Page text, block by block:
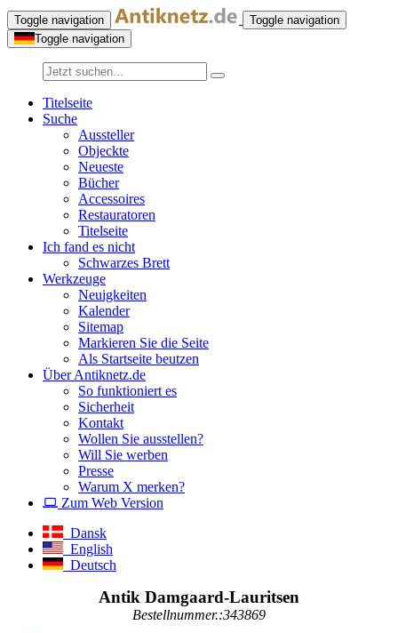
Toggle navigation
Toggle navigation
Toggle navigation
Titelseite
Suche
Aussteller
Objeckte
Neueste
Bücher
Accessoires
Restauratoren
Titelseite
Ich fand es nicht
Schwarzes Brett
Werkzeuge
Neuigkeiten
Kalender
Sitemap
Markieren Sie die Seite
Als Startseite beutzen
Über Antiknetz.de
So funktioniert es
Sicherheit
Kontakt
Wollen Sie ausstellen?
Will Sie werben
Presse
Warum X merken?
Zum Web Version
Dansk
English
Deutsch
Antik Damgaard-Lauritsen
Bestellnummer.:343869